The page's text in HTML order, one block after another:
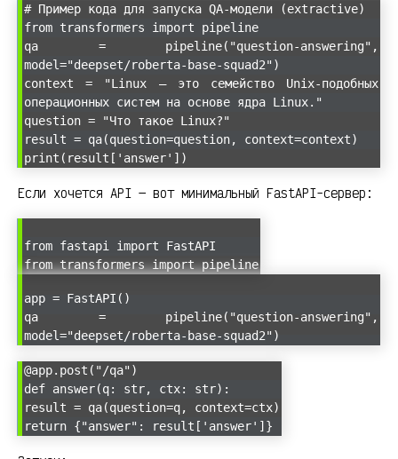
# Пример кода для запуска QA-модели (extractive)
from transformers import pipeline
qa = pipeline("question-answering",
model="deepset/roberta-base-squad2")
context = "Linux — это семейство Unix-подобных
операционных систем на основе ядра Linux."
question = "Что такое Linux?"
result = qa(question=question, context=context)
print(result['answer'])
Если хочется API — вот минимальный FastAPI-сервер:
from fastapi import FastAPI
from transformers import pipeline
app = FastAPI()
qa = pipeline("question-answering",
model="deepset/roberta-base-squad2")
@app.post("/qa")
def answer(q: str, ctx: str):
result = qa(question=q, context=ctx)
return {"answer": result['answer']}